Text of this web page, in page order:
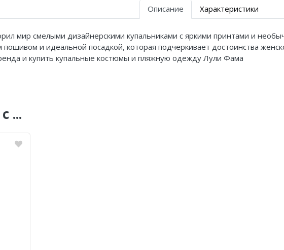
Описание Характеристики
мир смелыми дизайнерскими купальниками с яркими принтами и
пошивом и идеальной посадкой, которая подчеркивает достоинства
и купить купальные костюмы и пляжную одежду Лули Фама
...